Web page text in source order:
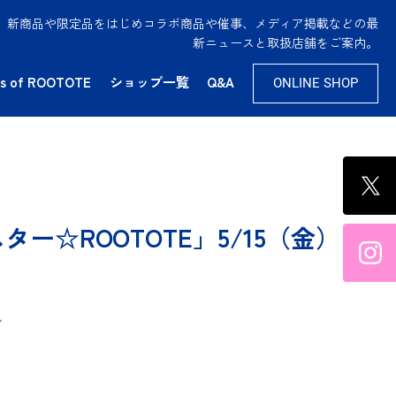
商品や限定品をはじめコラボ商品や催事、メディア掲載などの最
新ニュースと取扱店舗をご案内。
of ROOTOTE ショップ一覧 Q&A ONLINE SHOP
ー☆ROOTOTE」5/15（金）